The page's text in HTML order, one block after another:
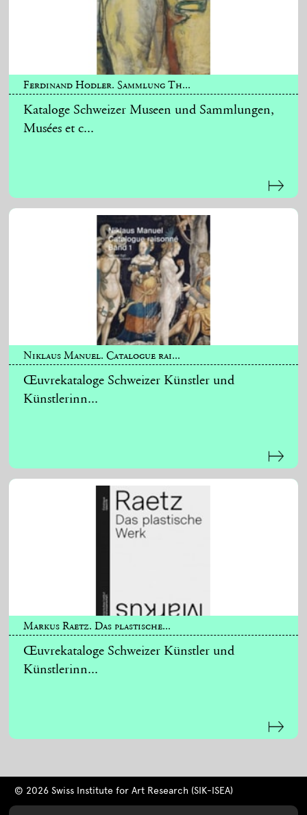
Ferdinand Hodler. Sammlung Th...
Kataloge Schweizer Museen und Sammlungen,
Musées et c...
Niklaus Manuel. Catalogue rai...
Œuvrekataloge Schweizer Künstler und
Künstlerinn...
Markus Raetz. Das plastische...
Œuvrekataloge Schweizer Künstler und
Künstlerinn...
© 2026 Swiss Institute for Art Research (SIK-ISEA)